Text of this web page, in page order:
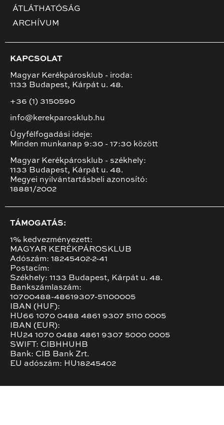
ÁTLÁTHATÓSÁG
ARCHÍVUM
KAPCSOLAT
Magyar Kerékpárosklub - iroda:
1133 Budapest, Kárpát u. 48.
+36 (1) 3150590
info@kerekparosklub.hu
Ügyfélfogadási ideje:
Minden munkanap 9:30 - 17:30 között
Magyar Kerékpárosklub - székhely:
1133 Budapest, Kárpát u. 48.
Megyei nyilvántartásbeli azonosító:
18881/2002
TÁMOGATÁS:
1% kedvezményezett:
MAGYAR KERÉKPÁROSKLUB
Adószám: 18245402-2-41
Postacím:
Székhely: 1133 Budapest, Kárpát u. 48.
Bankszámlaszám:
10700488-48619307-51100005
IBAN (HUF):
HU66 1070 0488 4861 9307 5110 0005
IBAN (EUR):
HU24 1070 0488 4861 9307 5000 0005
SWIFT: CIBHHUHB
Bank: CIB Bank Zrt.
EU adószám: HU18245402